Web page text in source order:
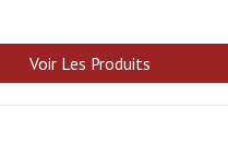
Voir Les Produits